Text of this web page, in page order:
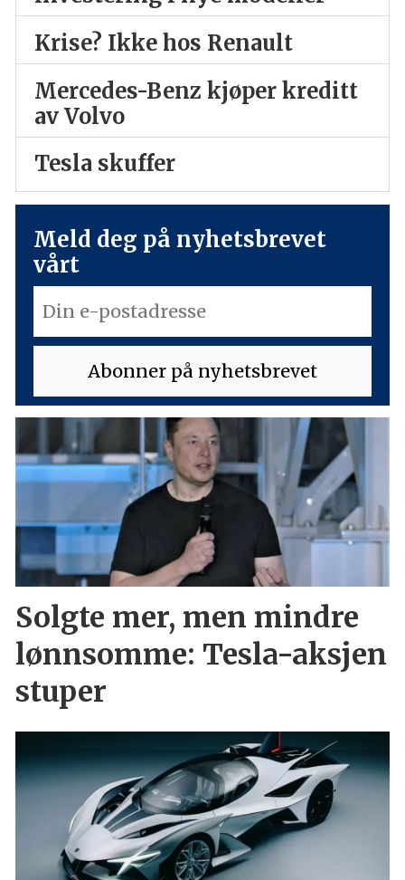
Krise? Ikke hos Renault
Mercedes-Benz kjøper kreditt
av Volvo
Tesla skuffer
Meld deg på nyhetsbrevet
vårt
Solgte mer, men mindre
lønnsomme: Tesla-aksjen
stuper